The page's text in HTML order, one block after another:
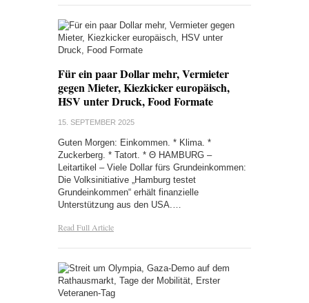
Für ein paar Dollar mehr, Vermieter
gegen Mieter, Kiezkicker europäisch,
HSV unter Druck, Food Formate
15. SEPTEMBER 2025
Guten Morgen: Einkommen. * Klima. *
Zuckerberg. * Tatort. * Θ HAMBURG –
Leitartikel – Viele Dollar fürs Grundeinkommen:
Die Volksinitiative „Hamburg testet
Grundeinkommen“ erhält finanzielle
Unterstützung aus den USA.…
Read Full Article